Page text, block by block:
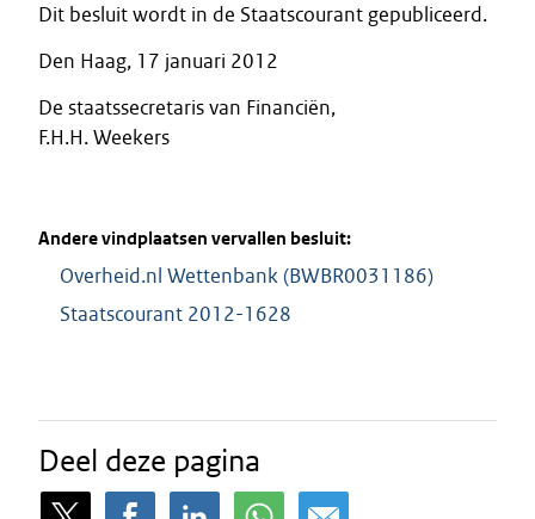
Dit besluit wordt in de Staatscourant gepubliceerd.
Den Haag, 17 januari 2012
De staatssecretaris van Financiën,
F.H.H. Weekers
Andere vindplaatsen vervallen besluit:
Overheid.nl Wettenbank (BWBR0031186)
Staatscourant 2012-1628
Deel deze pagina